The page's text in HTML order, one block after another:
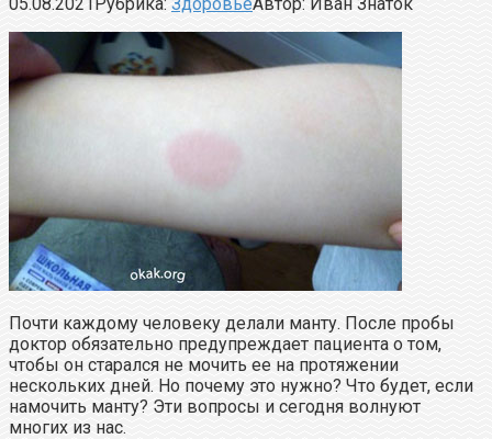
Почти каждому человеку делали манту. После пробы
доктор обязательно предупреждает пациента о том,
чтобы он старался не мочить ее на протяжении
нескольких дней. Но почему это нужно? Что будет, если
намочить манту? Эти вопросы и сегодня волнуют
многих из нас.